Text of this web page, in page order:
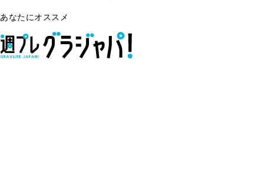
あなたにオススメ